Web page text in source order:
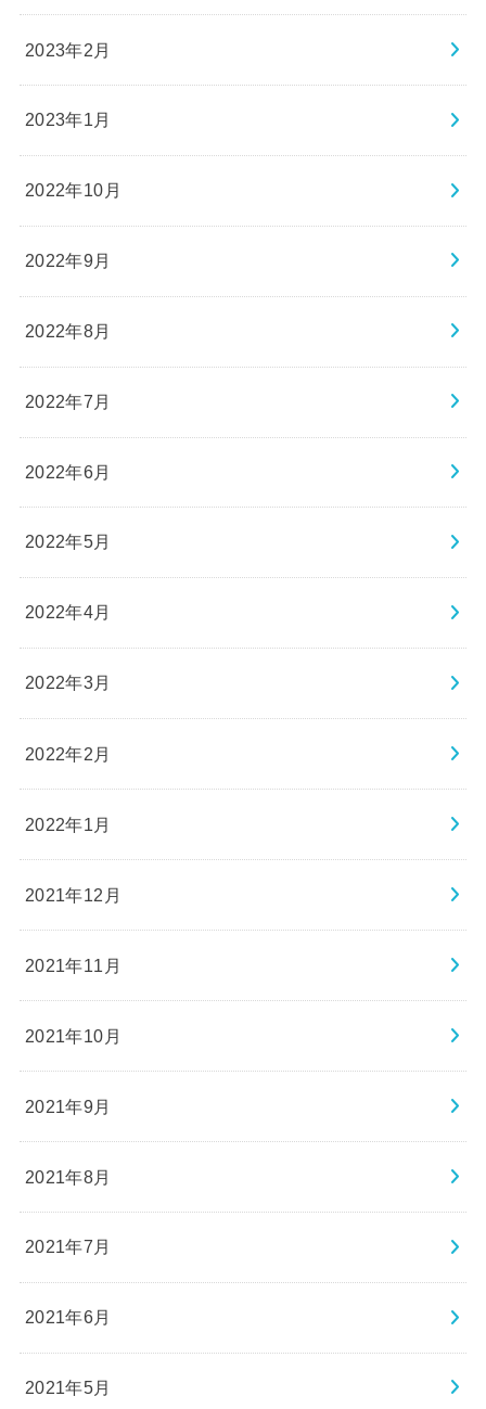
2023年2月
2023年1月
2022年10月
2022年9月
2022年8月
2022年7月
2022年6月
2022年5月
2022年4月
2022年3月
2022年2月
2022年1月
2021年12月
2021年11月
2021年10月
2021年9月
2021年8月
2021年7月
2021年6月
2021年5月